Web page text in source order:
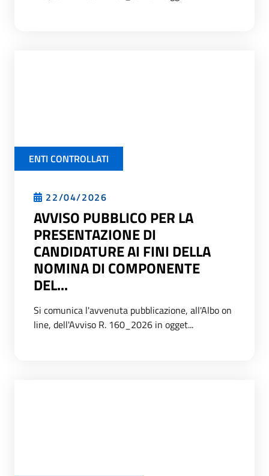
ENTI CONTROLLATI
22/04/2026
AVVISO PUBBLICO PER LA
PRESENTAZIONE DI
CANDIDATURE AI FINI DELLA
NOMINA DI COMPONENTE
DEL...
Si comunica l'avvenuta pubblicazione, all'Albo on
line, dell'Avviso R. 160_2026 in ogget...